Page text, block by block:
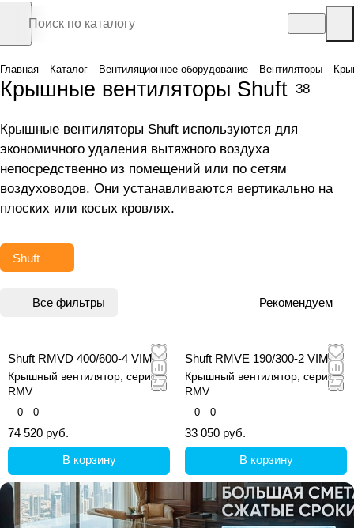
Главная Каталог Вентиляционное оборудование Вентиляторы
Крышные вентиляторы Shuft 38
Крышные вентиляторы Shuft используются для
экономичного удаления вытяжного воздуха
непосредственно из помещений или по сетям
воздуховодов. Они устанавливаются вертикально на
плоских или косых кровлях.
Shuft
Все фильтры Рекомендуем
Shuft RMVD 400/600-4 VIM
Крышный вентилятор, серия
RMV
0 0
74 520 руб.
В корзину
Shuft RMVE 190/300-2 VIM
Крышный вентилятор, серия
RMV
0 0
33 050 руб.
В корзину